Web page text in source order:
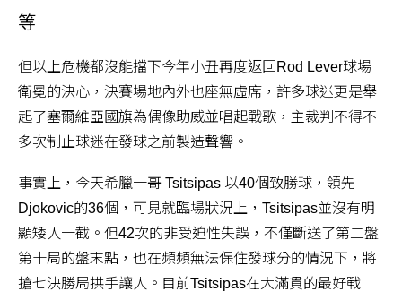
等
但以上危機都沒能擋下今年小丑再度返回Rod Lever球場
衛冕的決心，決賽場地內外也座無虛席，許多球迷更是舉
起了塞爾維亞國旗為偶像助威並唱起戰歌，主裁判不得不
多次制止球迷在發球之前製造聲響。
事實上，今天希臘一哥 Tsitsipas 以40個致勝球，領先
Djokovic的36個，可見就臨場狀況上，Tsitsipas並沒有明
顯矮人一截。但42次的非受迫性失誤，不僅斷送了第二盤
第十局的盤末點，也在頻頻無法保住發球分的情況下，將
搶七決勝局拱手讓人。目前Tsitsipas在大滿貫的最好戰